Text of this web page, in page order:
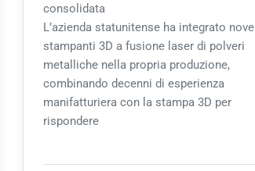
consolidata
L’azienda statunitense ha integrato nove
stampanti 3D a fusione laser di polveri
metalliche nella propria produzione,
combinando decenni di esperienza
manifatturiera con la stampa 3D per
rispondere